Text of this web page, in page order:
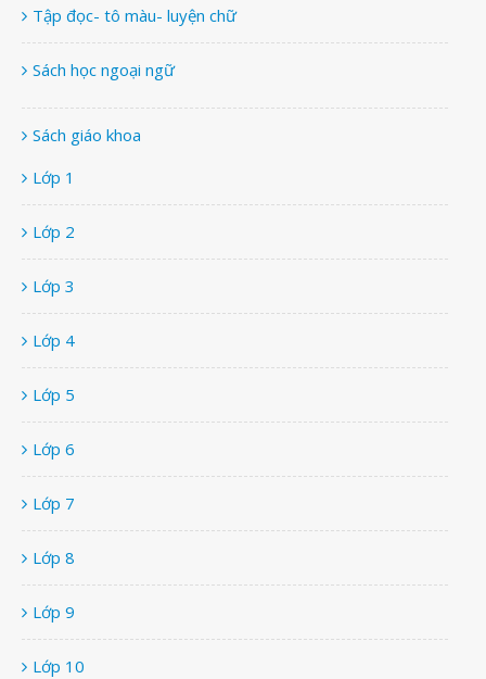
Tập đọc- tô màu- luyện chữ
Sách học ngoại ngữ
Sách giáo khoa
Lớp 1
Lớp 2
Lớp 3
Lớp 4
Lớp 5
Lớp 6
Lớp 7
Lớp 8
Lớp 9
Lớp 10